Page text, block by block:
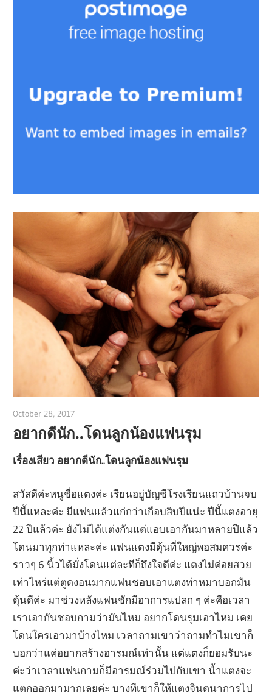
October 28, 2017
อยากดีนัก..โดนลูกน้องแฟนรุม
เรื่องเสียว อยากดีนัก..โดนลูกน้องแฟนรุม
สวัสดีค่ะหนูชื่อแตงค่ะ เรียนอยู่บัญชีโรงเรียนแถวบ้านจบ
ปีนี้แหละค่ะ มีแฟนแล้วแก่กว่าเกือบสิบปีแน่ะ ปีนี้แตงอายุ
22 ปีแล้วค่ะ ยังไม่ได้แต่งกันแต่แอบเอากันมาหลายปีแล้ว
โดนมาทุกท่าแหละค่ะ แฟนแตงมีดุ้นที่ใหญ่พอสมควรค่ะ
ราวๆ 6 นิ้วได้มั่งโดนแต่ละทีก็ถึงใจดีค่ะ แตงไม่ค่อยสวย
เท่าไหร่แต่ตูดงอนมากแฟนชอบเอาแตงท่าหมาบอกมัน
ดุ้นดีค่ะ มาช่วงหลังแฟนชักมีอาการแปลก ๆ ค่ะคือเวลา
เราเอากันชอบถามว่ามันไหม อยากโดนรุมเอาไหม เคย
โดนใครเอามาบ้างไหม เวลาถามเขาว่าถามทำไมเขาก็
บอกว่าแค่อยากสร้างอารมณ์เท่านั้น แต่แตงก็ยอมรับนะ
ค่ะว่าเวลาแฟนถามก็มีอารมณ์ร่วมไปกับเขา น้ำแตงจะ
แตกออกมามากเลยค่ะ บางทีเขาก็ให้แตงจินตนาการไป